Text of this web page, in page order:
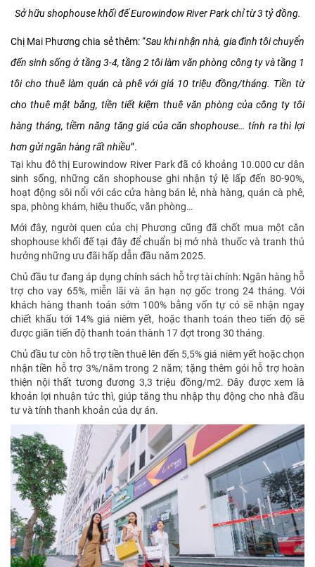
Sở hữu shophouse khối đế Eurowindow River Park chỉ từ 3 tỷ đồng.
Chị Mai Phương chia sẻ thêm: “Sau khi nhận nhà, gia đình tôi chuyển
đến sinh sống ở tầng 3-4, tầng 2 tôi làm văn phòng công ty và tầng 1
tôi cho thuê làm quán cà phê với giá 10 triệu đồng/tháng. Tiền từ
cho thuê mặt bằng, tiền tiết kiệm thuê văn phòng của công ty tôi
hàng tháng, tiềm năng tăng giá của căn shophouse… tính ra thì lợi
hơn gửi ngân hàng rất nhiều”.
Tại khu đô thị Eurowindow River Park đã có khoảng 10.000 cư dân
sinh sống, những căn shophouse ghi nhận tỷ lệ lấp đến 80-90%,
hoạt động sôi nổi với các cửa hàng bán lẻ, nhà hàng, quán cà phê,
spa, phòng khám, hiệu thuốc, văn phòng…
Mới đây, người quen của chị Phương cũng đã chốt mua một căn
shophouse khối đế tại đây để chuẩn bị mở nhà thuốc và tranh thủ
hưởng những ưu đãi hấp dẫn đầu năm 2025.
Chủ đầu tư đang áp dụng chính sách hỗ trợ tài chính: Ngân hàng hỗ
trợ cho vay 65%, miễn lãi và ân hạn nợ gốc trong 24 tháng. Với
khách hàng thanh toán sớm 100% bằng vốn tự có sẽ nhận ngay
chiết khấu tới 14% giá niêm yết, hoặc thanh toán theo tiến độ sẽ
được giãn tiến độ thanh toán thành 17 đợt trong 30 tháng.
Chủ đầu tư còn hỗ trợ tiền thuê lên đến 5,5% giá niêm yết hoặc chọn
nhận tiền hỗ trợ 3%/năm trong 2 năm; tặng thêm gói hỗ trợ hoàn
thiện nội thất tương đương 3,3 triệu đồng/m2. Đây được xem là
khoản lợi nhuận tức thì, giúp tăng thu nhập thụ động cho nhà đầu
tư và tính thanh khoản của dự án.